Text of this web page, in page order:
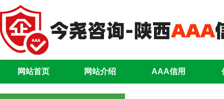
网站首页 网站介绍 AAA信用